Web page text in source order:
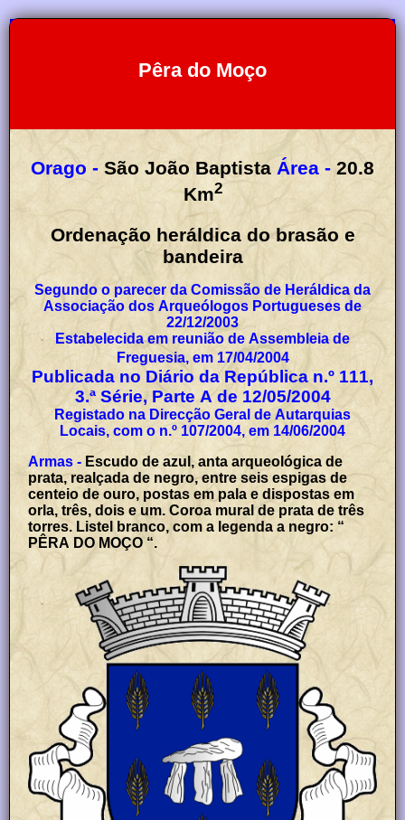
Pêra do Moço
Orago - São João Baptista Área - 20.8
Km2
Ordenação heráldica do brasão e
bandeira
Segundo o parecer da Comissão de Heráldica da
Associação dos Arqueólogos Portugueses de
22/12/2003
Estabelecida em reunião de Assembleia de
Freguesia, em 17/04/2004
Publicada no Diário da República n.º 111,
3.ª Série, Parte A de 12/05/2004
Registado na Direcção Geral de Autarquias
Locais, com o n.º 107/2004, em 14/06/2004
Armas - Escudo de azul, anta arqueológica de
prata, realçada de negro, entre seis espigas de
centeio de ouro, postas em pala e dispostas em
orla, três, dois e um. Coroa mural de prata de três
torres. Listel branco, com a legenda a negro: “
PÊRA DO MOÇO “.